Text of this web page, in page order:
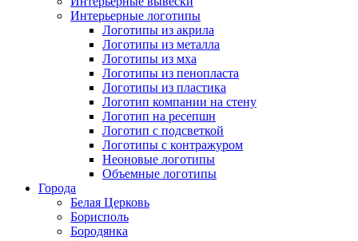
Интерьерные логотипы
Логотипы из акрила
Логотипы из металла
Логотипы из мха
Логотипы из пенопласта
Логотипы из пластика
Логотип компании на стену
Логотип на ресепшн
Логотип с подсветкой
Логотипы с контражуром
Неоновые логотипы
Объемные логотипы
Города
Белая Церковь
Борисполь
Бородянка